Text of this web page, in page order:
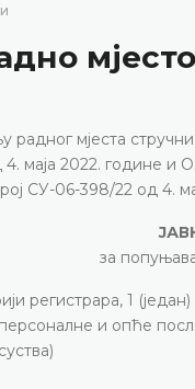
мјеста
маја 2022. године и
СУ-06-398/22 од 4.
за
регистрара, 1
и опће